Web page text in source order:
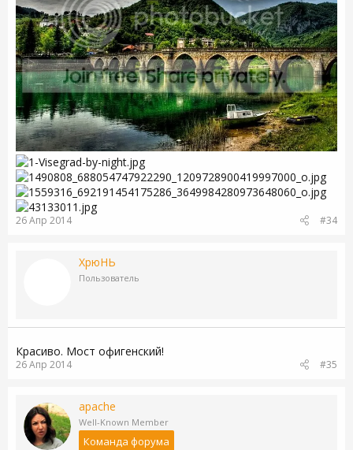
26 Апр 2014 #34
ХрюНЬ
Пользователь
Красиво. Мост офигенский!
26 Апр 2014 #35
apache
Well-Known Member
Команда форума